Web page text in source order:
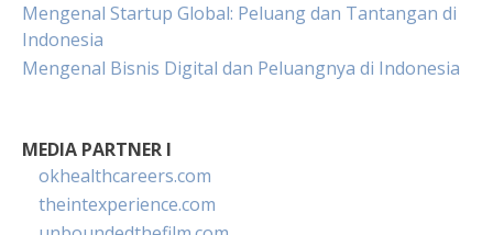
Mengenal Startup Global: Peluang dan Tantangan di
Indonesia
Mengenal Bisnis Digital dan Peluangnya di Indonesia
MEDIA PARTNER I
okhealthcareers.com
theintexperience.com